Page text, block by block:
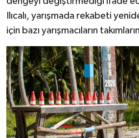
Ilıcalı, yarışmada rekabeti
için bazı yarışmacıların